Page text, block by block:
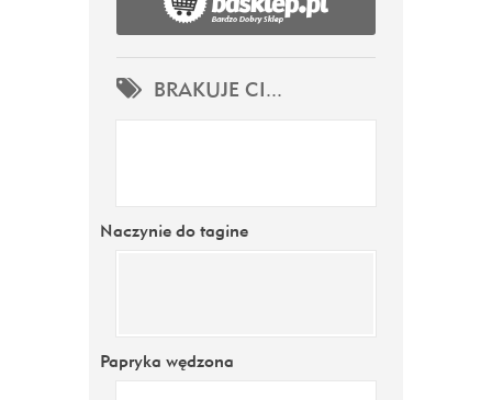
BRAKUJE CI...
Naczynie do tagine
Papryka wędzona